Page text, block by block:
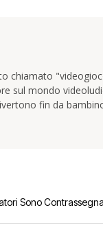
chiamato
sul mondo
fin da
Sono